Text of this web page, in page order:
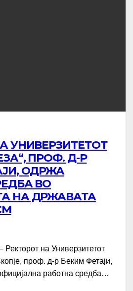
УНИВЕРЗИТЕТОТ
ПРОФ. Д-Р
ОДРЖА
ВО
НА ДРЖАВАТА
Ректорот на Универзитетот
проф. д-р Беким Фетаји,
работна средба…